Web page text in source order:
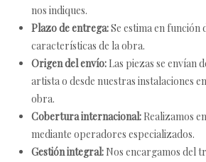
nos indiques.
Plazo de entrega:Se estima en
características de la obra.
Origen del envío: Las piezas se envían
artista o desde nuestras instalaciones
obra.
Cobertura internacional: Realizamos
mediante operadores especializados.
Gestión integral: Nos encargamos del